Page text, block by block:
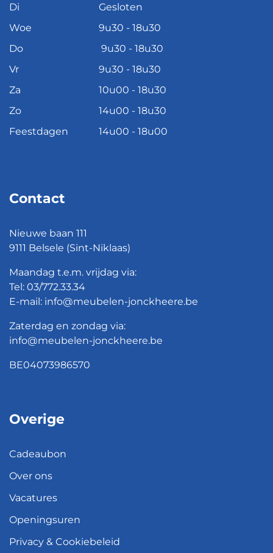
Di
Gesloten
Woe
9u30 - 18u30
Do
9u30 - 18u30
Vr
9u30 - 18u30
Za
10u00 - 18u30
Zo
14u00 - 18u30
Feestdagen
14u00 - 18u00
Contact
Nieuwe baan 111
9111 Belsele (Sint-Niklaas)
Maandag t.e.m. vrijdag via:
Tel: 03/772.33.34
E-mail: info@meubelen-jonckheere.be
Zaterdag en zondag via:
info@meubelen-jonckheere.be
BE04073986570
Overige
Cadeaubon
Over ons
Vacatures
Openingsuren
Privacy & Cookiebeleid